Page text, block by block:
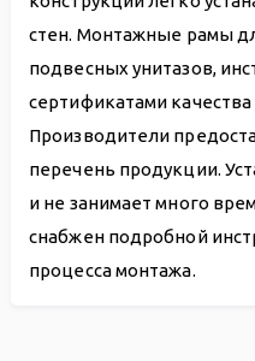
стен. Монтажные рамы
подвесных унитазов,
сертификатами
Производители
перечень продукции.
и не занимает много
снабжен подробной
процесса монтажа.